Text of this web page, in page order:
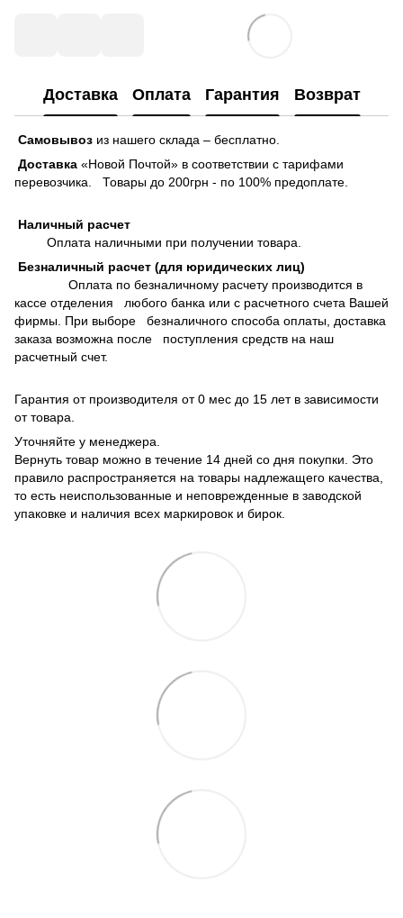
Доставка Оплата Гарантия Возврат
Самовывоз из нашего склада – бесплатно.
Доставка «Новой Почтой» в соответствии с тарифами
перевозчика. Товары до 200грн - по 100% предоплате.
Наличный расчет
Оплата наличными при получении товара.
Безналичный расчет (для юридических лиц)
Оплата по безналичному расчету производится в
кассе отделения любого банка или с расчетного счета Вашей
фирмы. При выборе безналичного способа оплаты, доставка
заказа возможна после поступления средств на наш
расчетный счет.
Гарантия от производителя от 0 мес до 15 лет в зависимости
от товара.
Уточняйте у менеджера.
Вернуть товар можно в течение 14 дней со дня покупки. Это
правило распространяется на товары надлежащего качества,
то есть неиспользованные и неповрежденные в заводской
упаковке и наличия всех маркировок и бирок.